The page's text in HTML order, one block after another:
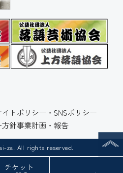
チケット
トポリシー・SNSポリシー
針事業計画・報告
za. All rights reserved.